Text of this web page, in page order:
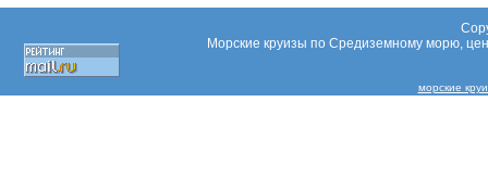
Морские круизы по Средиземному морю,
морские